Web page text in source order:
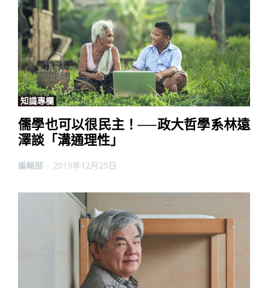
知識專欄
儒學也可以很民主！──政大哲學系林遠
澤談「溝通理性」
編輯部 - 2019年12月25日